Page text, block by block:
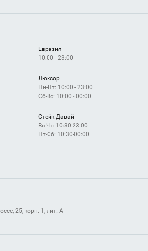
Евразия
10:00 - 23:00
Люксор
Пн-Пт: 10:00 - 23:00
Сб-Вс: 10:00 - 00:00
Стейк Давай
Вс-Чт: 10:30-23:00
Пт-Сб: 10:30-00:00
25, корп. 1, лит. А